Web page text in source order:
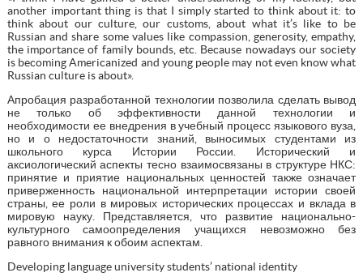
another important thing is that I simply started to think about it: to
think about our culture, our customs, about what it’s like to be
Russian and share some values like compassion, generosity, empathy,
the importance of family bounds, etc. Because nowadays our society
is becoming Americanized and young people may not even know what
Russian culture is about».
Апробация разработанной технологии позволила сделать вывод
не только об эффективности данной технологии и
необходимости ее внедрения в учебный процесс языкового вуза,
но и о недостаточности знаний, выносимых студентами из
школьного курса Истории России. Исторический и
аксиологический аспекты тесно взаимосвязаны в структуре НКС:
принятие и приятие национальных ценностей также означает
приверженность национальной интерпретации истории своей
страны, ее роли в мировых исторических процессах и вклада в
мировую науку. Представляется, что развитие национально-
культурного самоопределения учащихся невозможно без
равного внимания к обоим аспектам.
Developing language university students’ national identity